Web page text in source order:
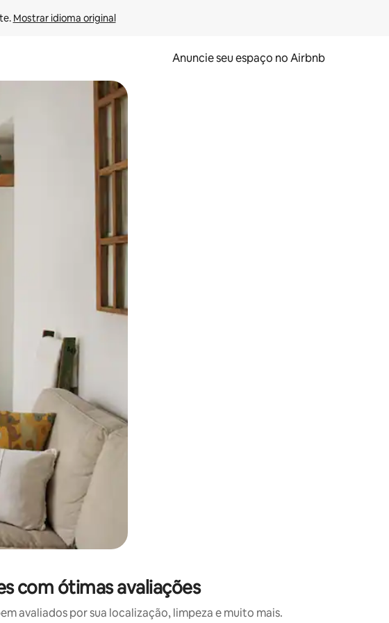
Mostrar idioma original
Anuncie seu espaço no Airbnb
ou tocando e deslizando o dedo na tela.
com ótimas avaliações
avaliados por sua localização, limpeza e muito mais.